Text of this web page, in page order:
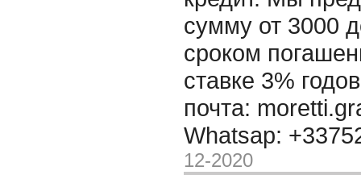
сумму от 3000
сроком
ставке 3%
почта:
Whatsap:
12-2020